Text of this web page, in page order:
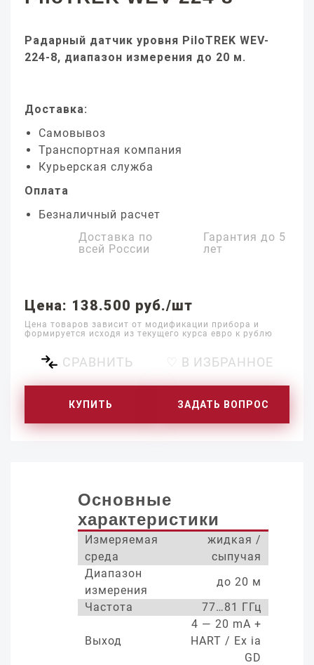
Радарный датчик уровня PiloTREK WEV-
224-8, диапазон измерения до 20 м.
Доставка:
Самовывоз
Транспортная компания
Курьерская служба
Оплата
Безналичный расчет
Доставка по
всей России
Гарантия до 5
лет
Цена: 138.500 руб./шт
Цена товаров зависит от модификации прибора и
формируется исходя из текущего курса евро к рублю
СРАВНИТЬ ♡ В ИЗБРАННОЕ
КУПИТЬ ЗАДАТЬ ВОПРОС
Основные
характеристики
Измеряемая
среда
жидкая /
сыпучая
Диапазон
измерения
до 20 м
Частота
77…81 ГГц
Выход
4 — 20 mA +
HART / Ex ia
GD